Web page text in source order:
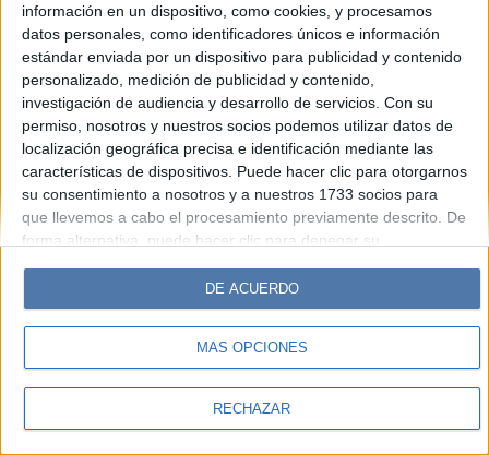
información en un dispositivo, como cookies, y procesamos
datos personales, como identificadores únicos e información
estándar enviada por un dispositivo para publicidad y contenido
personalizado, medición de publicidad y contenido,
investigación de audiencia y desarrollo de servicios. Con su
permiso, nosotros y nuestros socios podemos utilizar datos de
localización geográfica precisa e identificación mediante las
características de dispositivos. Puede hacer clic para otorgarnos
su consentimiento a nosotros y a nuestros 1733 socios para
que llevemos a cabo el procesamiento previamente descrito. De
forma alternativa, puede hacer clic para denegar su
cambiar sus preferencias antes de otorgar su consentimiento.
Tenga en cuenta que algún procesamiento de sus datos
personales puede no requerir de su consentimiento, pero usted
tiene el derecho de rechazar tal procesamiento. Sus
sus preferencias o retirar su consentimiento en cualquier
MÁS OPCIONES
RECHAZAR
DE ACUERDO
© Perfil.com 2006-2019 - Todos los derechos reservados
Registro de Propiedad Intelectual: Nro. 5346433